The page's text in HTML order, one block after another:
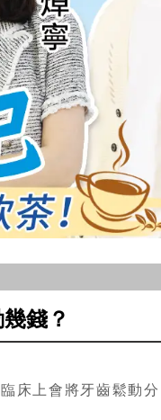
錢？
床上會將牙齒鬆動分